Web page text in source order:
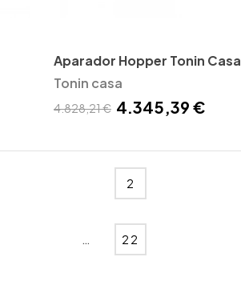
Aparador Hopper Tonin Casa
Tonin casa
4.828,21 € 4.345,39 €
2
… 22